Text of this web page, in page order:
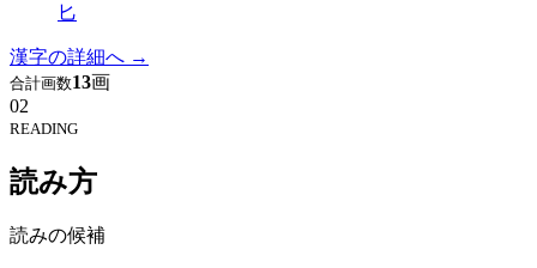
匕
漢字の詳細へ →
合計画数13画
02
READING
読み方
読みの候補